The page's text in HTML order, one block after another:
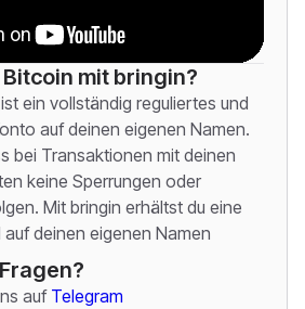
mit bringin?
ein vollständig reguliertes und
auf deinen eigenen Namen.
bei Transaktionen mit deinen
keine Sperrungen oder
Mit bringin erhältst du eine
deinen eigenen Namen
auf Telegram